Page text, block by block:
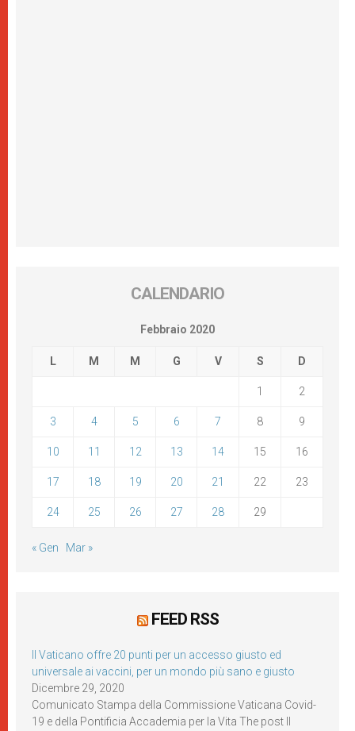
CALENDARIO
Febbraio 2020
L M M G V S D
1 2
3 4 5 6 7 8 9
10 11 12 13 14 15 16
17 18 19 20 21 22 23
24 25 26 27 28 29
« Gen Mar »
FEED RSS
Il Vaticano offre 20 punti per un accesso giusto ed
universale ai vaccini, per un mondo più sano e giusto
Dicembre 29, 2020
Comunicato Stampa della Commissione Vaticana Covid-
19 e della Pontificia Accademia per la Vita The post Il